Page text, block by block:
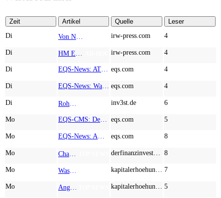
Zeit Artikel Quelle
Leser
Di
irw-press.com 4
Di irw-press.com 4
Di eqs.com 4
Di eqs.com 4
Di inv3st.de 6
Mo eqs.com 5
Mo eqs.com 8
Mo 8
Mo 7
Mo 5